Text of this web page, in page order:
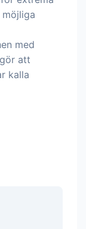
med
att
kalla